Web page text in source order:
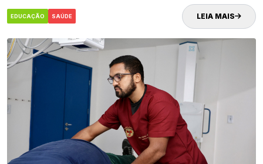
da rede municipal de Educação
EDUCAÇÃO SAÚDE LEIA MAIS